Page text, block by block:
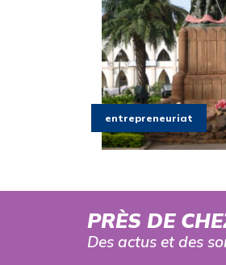
entrepreneuriat
PRÈS DE
Des actus et des